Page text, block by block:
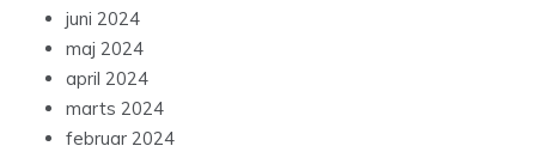
juni 2024
maj 2024
april 2024
marts 2024
februar 2024